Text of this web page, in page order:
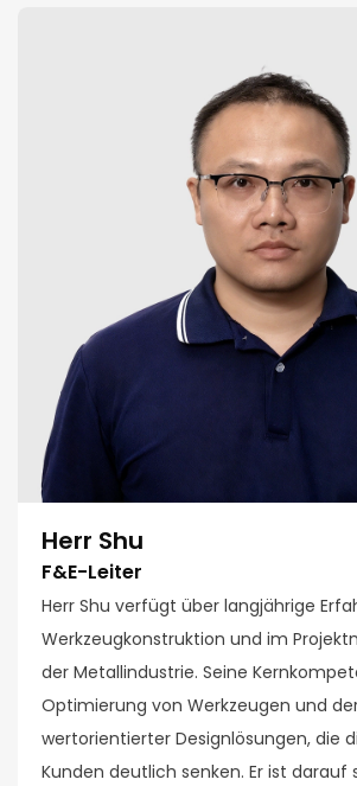
Herr Shu
F&E-Leiter
Herr Shu verfügt über langjährige
Werkzeugkonstruktion und im
der Metallindustrie. Seine
Optimierung von Werkzeugen und
wertorientierter Designlösungen, die
Kunden deutlich senken. Er ist darauf